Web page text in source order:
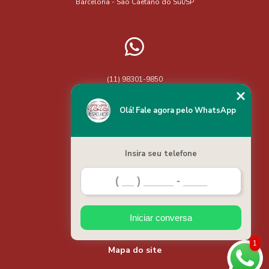
Cobertura Vidro Pergolado: Beleza e Praticidade
Como escolher a melhor cobertura de vidro para garagem e
Como Escolher o Vidro Ideal para Janelas de Banheiro
Cortina de Vidro para Área Gourmet: Estilo e
Funcionalidade
(11) 98301-9850
Home
Categorias
Contato
Mapa do site
1
Olá! Fale agora pelo WhatsApp
Insira seu telefone
Iniciar conversa